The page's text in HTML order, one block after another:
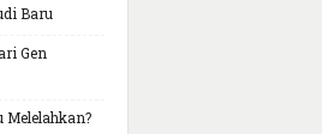
Baru
Gen
Melelahkan?